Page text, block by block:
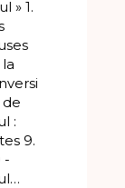
» 1.
de
:
9.
-